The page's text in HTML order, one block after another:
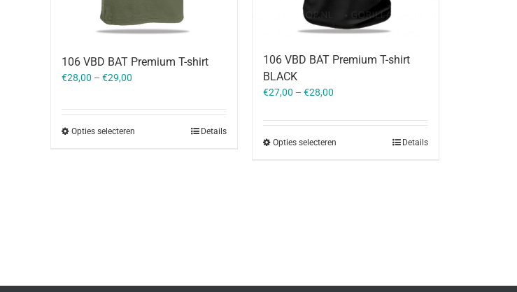
106 VBD BAT Premium T-shirt
€28,00 – €29,00
Opties selecteren Details
106 VBD BAT Premium T-shirt
BLACK
€27,00 – €28,00
Opties selecteren Details